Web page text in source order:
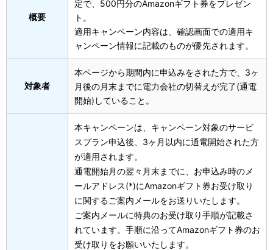
概要
定で、500円分のAmazonギフト券をプレゼン
ト。
適用キャンペーン内容は、確認画面での適用キ
ャンペーン情報に記載のものが優先されます。
対象者
本ページから期間内に申込みをされた方で、3ヶ
月後の月末までに電力会社の切替えが完了(通電
開始)していること。
本キャンペーンは、キャンペーン対象のサービ
スプラン申込後、3ヶ月以内に通電開始された方
が適用されます。
通電開始月の翌々月末までに、お申込み時のメ
ールアドレス(*)にAmazonギフト券お受け取り
に関するご案内メールをお送りいたします。
ご案内メールに特典のお受け取り手順が記載さ
れています。手順に沿ってAmazonギフト券のお
受け取りをお願いいたします。